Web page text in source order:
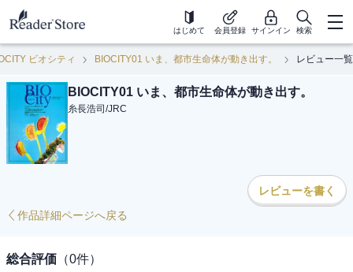
はじめて 会員登録 サインイン 検索
ビオシティ BIOCITY01 いま、都市生命体が動き出す。 レビュー一覧
BIOCITY01 いま、都市生命体が動き出す。
糸長浩司 /JRC
レビューを書く
作品詳細ページへ戻る
総合評価 （0件）